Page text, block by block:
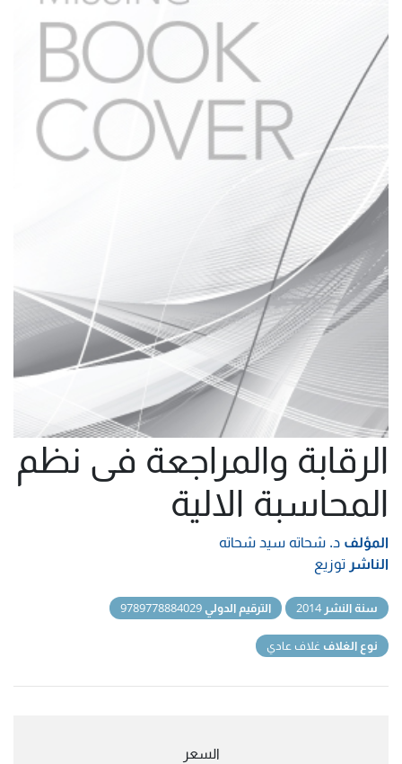
الرقابة والمراجعة فى نظم
المحاسبة الالية
المؤلف د. شحاته سيد شحاته
الناشر توزيع
سنة النشر الترقيم الدولي
نوع الغلاف غلاف عادي
السعر